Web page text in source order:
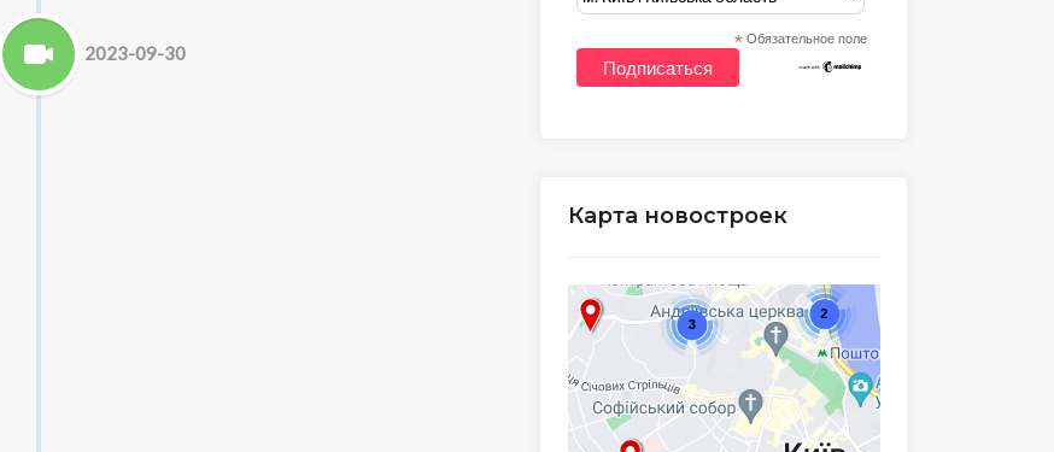
2023-09-30
* Обязательное поле
Карта новостроек